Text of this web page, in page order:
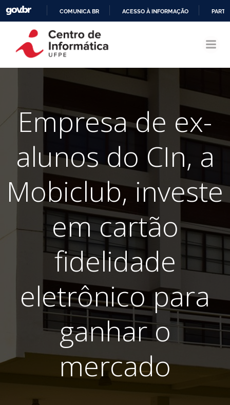
CONTEÚDO
COMUNICA BR ACESSO À INFORMAÇÃO
Empresa de ex-
alunos do CIn, a
Mobiclub, investe
em cartão
fidelidade
eletrônico para
ganhar o
mercado